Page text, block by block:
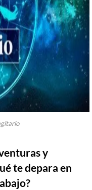
y
te depara en